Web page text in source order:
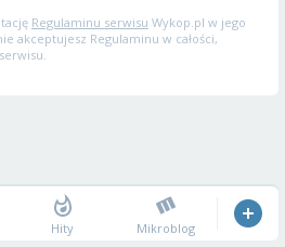
Regulaminu serwisu Wykop.pl w jego
akceptujesz Regulaminu w całości,
Hity Mikroblog